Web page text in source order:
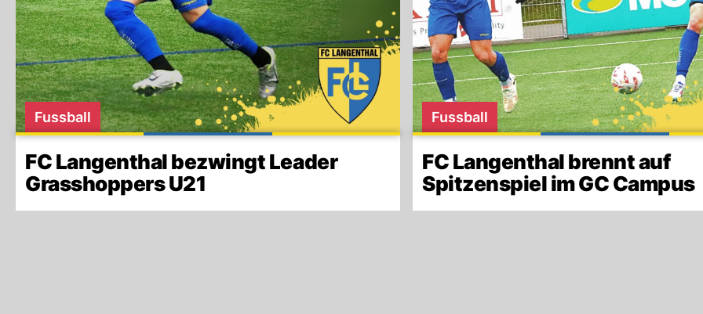
Fussball
FC Langenthal bezwingt Leader
Grasshoppers U21
Fussball
FC Langenthal brennt auf
Spitzenspiel im GC Campus